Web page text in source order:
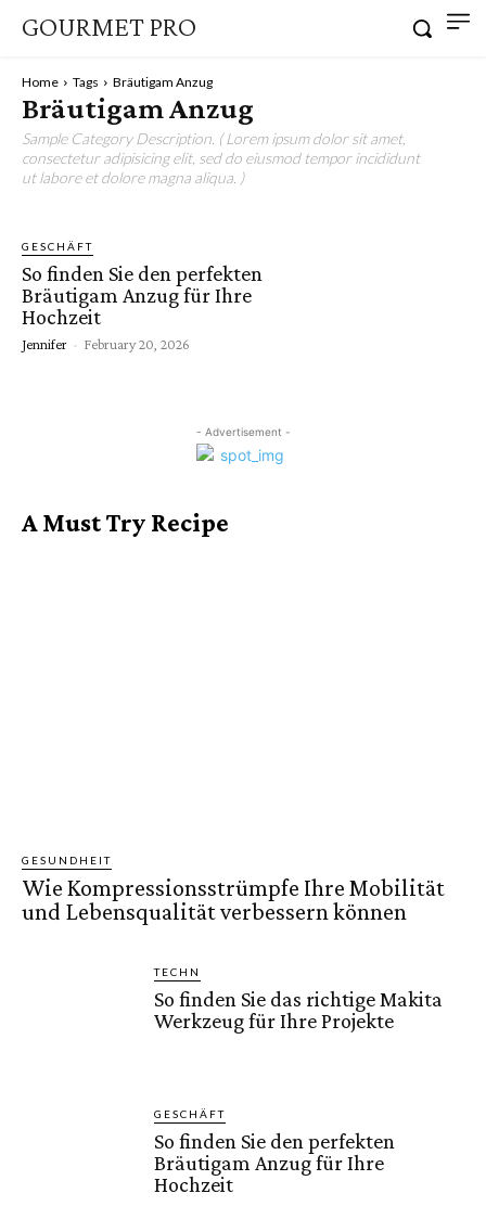
GOURMET PRO
Home Tags Bräutigam Anzug
Bräutigam Anzug
Sample Category Description. ( Lorem ipsum dolor sit amet,
consectetur adipisicing elit, sed do eiusmod tempor incididunt
ut labore et dolore magna aliqua. )
GESCHÄFT
So finden Sie den perfekten
Bräutigam Anzug für Ihre
Hochzeit
Jennifer - February 20, 2026
- Advertisement -
A Must Try Recipe
GESUNDHEIT
Wie Kompressionsstrümpfe Ihre Mobilität
und Lebensqualität verbessern können
TECHN
So finden Sie das richtige Makita
Werkzeug für Ihre Projekte
GESCHÄFT
So finden Sie den perfekten
Bräutigam Anzug für Ihre
Hochzeit